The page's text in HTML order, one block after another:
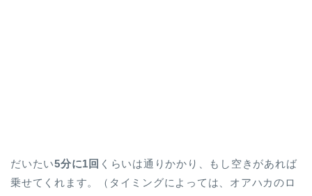
だいたい5分に1回 くらいは通りかかり、もし空きがあれば
乗せてくれます。（タイミングによっては、オアハカのロ